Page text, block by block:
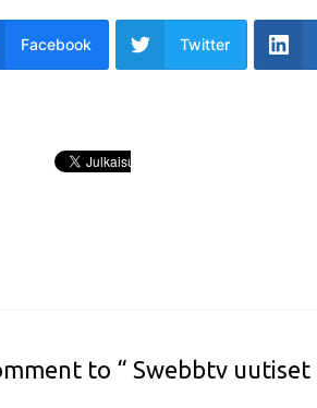
Facebook Twitter
to “ Swebbtv